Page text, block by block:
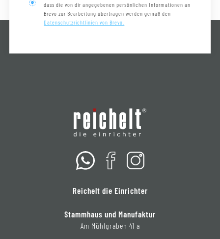
dass die von dir angegebenen persönlichen Informationen an
Brevo zur Bearbeitung übertragen werden gemäß den
Datenschutzrichtlinien von Brevo.
Reichelt die Einrichter
Stammhaus und Manufaktur
Am Mühlgraben 41 a